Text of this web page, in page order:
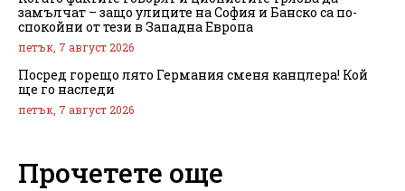
замълчат – защо улиците на София и Банско са по-
спокойни от тези в Западна Европа
петък, 7 август 2026
Посред горещо лято Германия сменя канцлера! Кой
ще го наследи
петък, 7 август 2026
Прочетете още